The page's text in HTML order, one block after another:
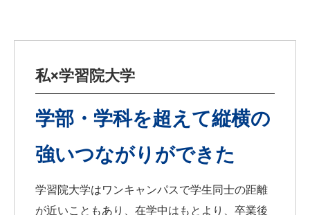
私×学習院大学
学部・学科を超えて縦横の
強いつながりができた
学習院大学はワンキャンパスで学生同士の距離
が近いこともあり、在学中はもとより、卒業後